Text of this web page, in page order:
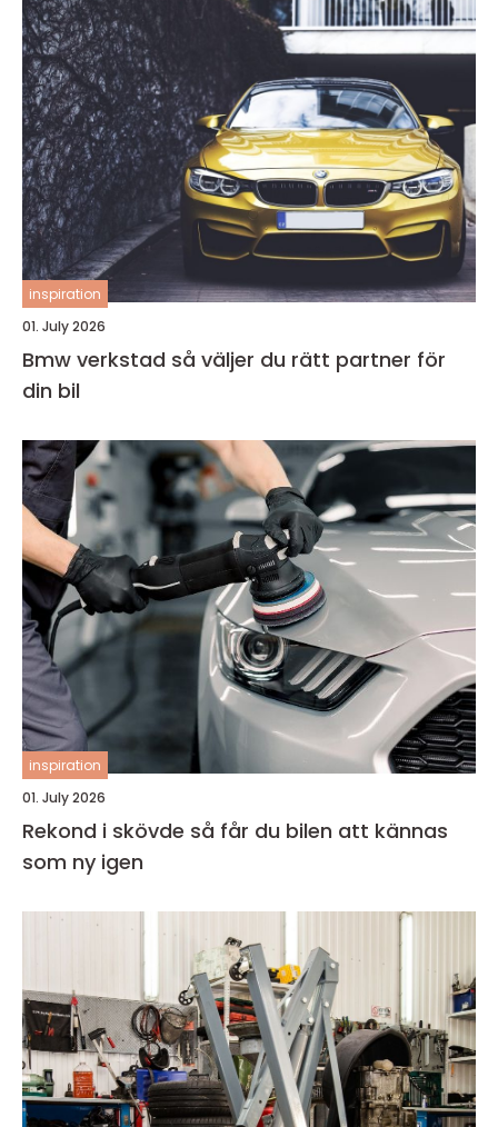
inspiration
01. July 2026
Bmw verkstad så väljer du rätt partner för
din bil
inspiration
01. July 2026
Rekond i skövde så får du bilen att kännas
som ny igen